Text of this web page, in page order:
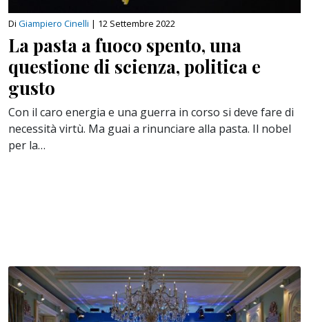
Di Giampiero Cinelli | 12 Settembre 2022
La pasta a fuoco spento, una
questione di scienza, politica e
gusto
Con il caro energia e una guerra in corso si deve fare di
necessità virtù. Ma guai a rinunciare alla pasta. Il nobel
per la…